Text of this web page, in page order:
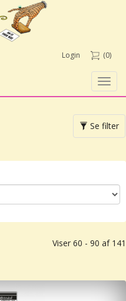
Login (0)
Toggle
navigation
Se filter
Viser 60 - 90 af 141